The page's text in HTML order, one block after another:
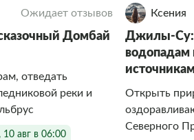
Ожидает отзывов
Домбай
отведать
реки и
10 авг в 06:00
Ксения
Джилы-Су:
Открыть
Северного